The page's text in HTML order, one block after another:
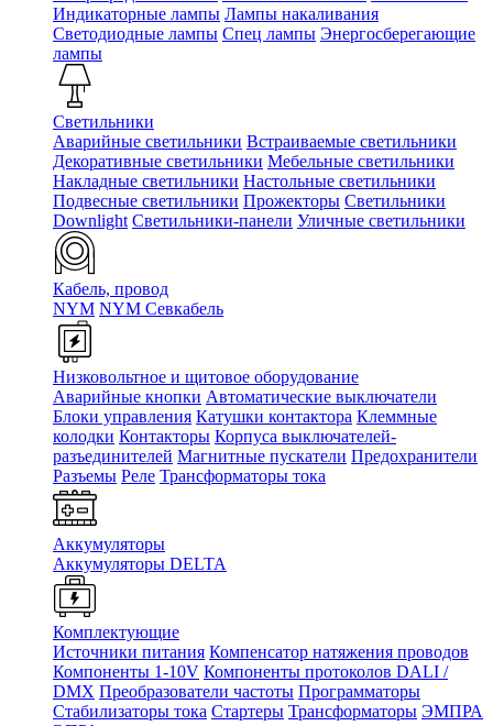
Индикаторные лампы Лампы накаливания
Светодиодные лампы Спец лампы Энергосберегающие
лампы
Светильники
Аварийные светильники Встраиваемые светильники
Декоративные светильники Мебельные светильники
Накладные светильники Настольные светильники
Подвесные светильники Прожекторы Светильники
Downlight Светильники-панели Уличные светильники
Кабель, провод
NYM NYM Севкабель
Низковольтное и щитовое оборудование
Аварийные кнопки Автоматические выключатели
Блоки управления Катушки контактора Клеммные
колодки Контакторы Корпуса выключателей-
разъединителей Магнитные пускатели Предохранители
Разъемы Реле Трансформаторы тока
Аккумуляторы
Аккумуляторы DELTA
Комплектующие
Источники питания Компенсатор натяжения проводов
Компоненты 1-10V Компоненты протоколов DALI /
DMX Преобразователи частоты Программаторы
Стабилизаторы тока Стартеры Трансформаторы ЭМПРА